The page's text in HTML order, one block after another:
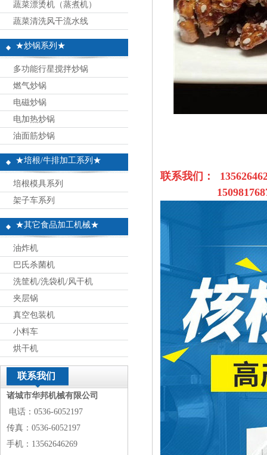
蔬菜漂烫机（蒸煮机）
蔬菜清洗风干流水线
★炒锅系列★
多功能行星搅拌炒锅
燃气炒锅
电磁炒锅
电加热炒锅
油面筋炒锅
★培根/牛排加工系列★
培根模具系列
架子车系列
★其它食品加工机械★
油炸机
巴氏杀菌机
洗筐机/洗袋机/风干机
夹层锅
真空包装机
小料车
烘干机
联系我们
诸城市华邦机械有限公司
电话：0536-6052197
传真：0536-6052197
手机：13562646269
联系我们：